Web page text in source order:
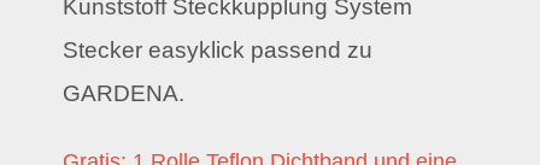
Kunststoff Steckkupplung System
Stecker easyklick passend zu
GARDENA.